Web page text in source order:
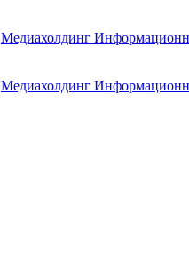
Медиахолдинг
Медиахолдинг